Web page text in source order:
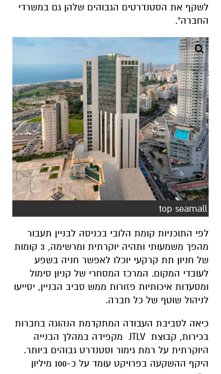
לשקף את הסטנדרטים הגבוהים שלהן גם במשרדי
החברה".
top seamall
לפי התוכניות קומת הלובי בכניסה לבניין תעבור
מהפך משמעותי ותהיה יוקרתית ומרשימה, 3 קומות
של חניון תת קרקעי יוכלו לאפשר חניה בשפע
לעובדי המקום. המרכז המסחרי של קניון סימול
ומסעדות איכותיות פזורות ממש סביב הבניין, יסייעו
לניהול שוטף של כל חברה.
כיאה לסביבת העבודה המתקדמת הנהוגה בחברות
בכירות, קבוצת JTLV מקפידה במהלך הבנייה
היוקרתית על רמת גימור וסטנדרט גבוהים ביותר.
היקף ההשקעה בפרויקט עומד על כ-100 מיליון